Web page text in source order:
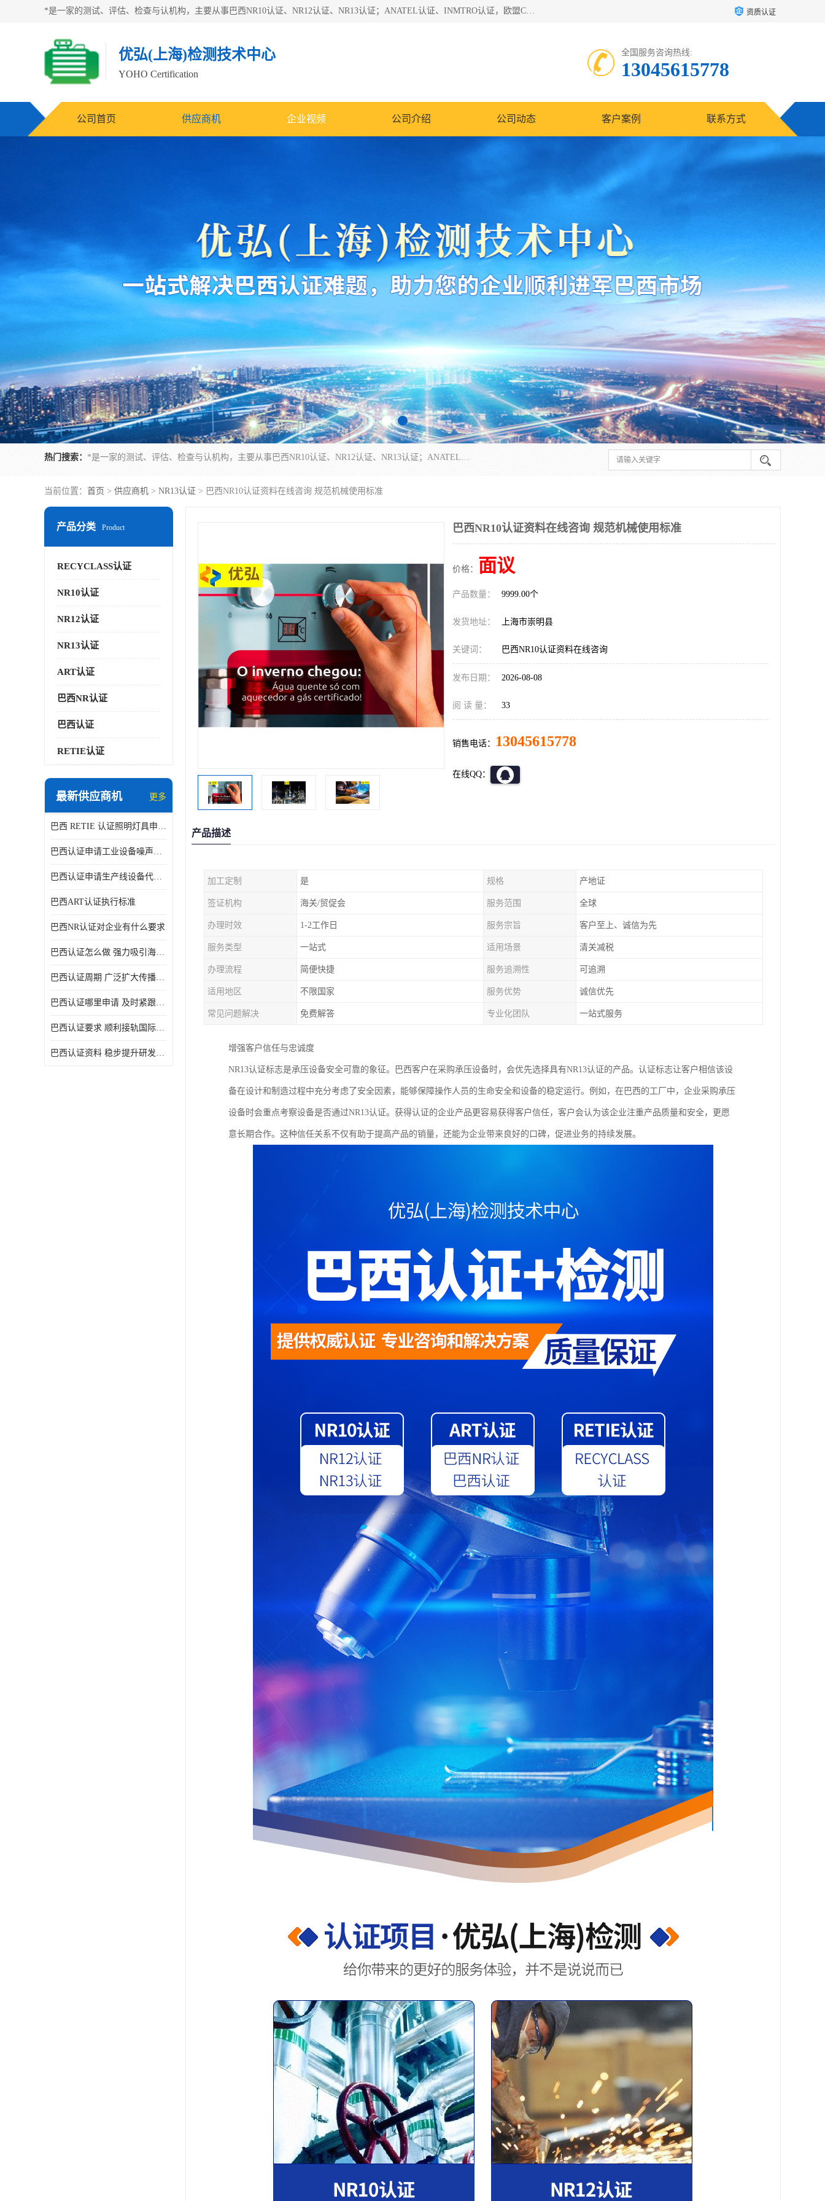
*是一家的测试、评估、检查与认机构，主要从事巴西NR10认证、NR12认证、NR13认证；ANATEL认证、INMTRO认证，欧盟CE认证：MD认证，PED认证，MID认证，ATEX认证，德国蓝色天使认证。 资质认证
优弘(上海)检测技术中心
YOHO Certification
全国服务咨询热线:
13045615778
公司首页 供应商机 企业视频 公司介绍 公司动态 客户案例 联系方式
热门搜索： *是一家的测试、评估、检查与认机构，主要从事巴西NR10认证、NR12认证、NR13认证；ANATEL认证、INMTRO认证，欧盟CE认证：MD认证，PED认证，MID认证，ATEX认证，德国蓝色天使认证。
当前位置： 首页 > 供应商机 > NR13认证 > 巴西NR10认证资料在线咨询 规范机械使用标准
产品分类 Product
RECYCLASS认证
NR10认证
NR12认证
NR13认证
ART认证
巴西NR认证
巴西认证
RETIE认证
最新供应商机 更多
巴西 RETIE 认证照明灯具申请 RETIE 认证
巴西认证申请工业设备噪声控制认证规范
巴西认证申请生产线设备代理机构选择
巴西ART认证执行标准
巴西NR认证对企业有什么要求
巴西认证怎么做 强力吸引海外投资
巴西认证周期 广泛扩大传播范围
巴西认证哪里申请 及时紧跟法规变化
巴西认证要求 顺利接轨国际规范
巴西认证资料 稳步提升研发能力
巴西NR10认证资料在线咨询 规范机械使用标准
价格： 面议
产品数量： 9999.00个
发货地址： 上海市崇明县
关键词： 巴西NR10认证资料在线咨询
发布日期： 2026-08-08
阅 读 量： 33
销售电话： 13045615778
在线QQ：
产品描述
加工定制 是 规格 产地证
签证机构 海关/贸促会 服务范围 全球
办理时效 1-2工作日 服务宗旨 客户至上、诚信为先
服务类型 一站式 适用场景 清关减税
办理流程 简便快捷 服务追溯性 可追溯
适用地区 不限国家 服务优势 诚信优先
常见问题解决 免费解答 专业化团队 一站式服务
增强客户信任与忠诚度
NR13认证标志是承压设备安全可靠的象征。巴西客户在采购承压设备时，会优先选择具有NR13认证的产品。认证标志让客户相信该设
备在设计和制造过程中充分考虑了安全因素，能够保障操作人员的生命安全和设备的稳定运行。例如，在巴西的工厂中，企业采购承压
设备时会重点考察设备是否通过NR13认证。获得认证的企业产品更容易获得客户信任，客户会认为该企业注重产品质量和安全，更愿
意长期合作。这种信任关系不仅有助于提高产品的销量，还能为企业带来良好的口碑，促进业务的持续发展。